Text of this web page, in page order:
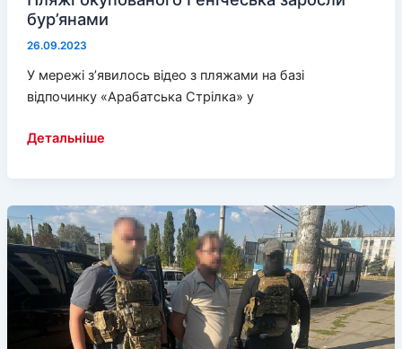
бур’янами
26.09.2023
У мережі з’явилось відео з пляжами на базі
відпочинку «Арабатська Стрілка» у
Пляжі
заросли
бур’янами
Детальніше